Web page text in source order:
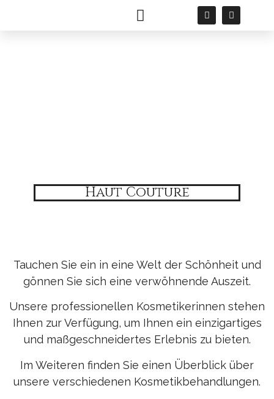
Haut Couture
Tauchen Sie ein in eine Welt der Schönheit und
gönnen Sie sich eine verwöhnende Auszeit.
Unsere professionellen Kosmetikerinnen stehen
Ihnen zur Verfügung, um Ihnen ein einzigartiges
und maßgeschneidertes Erlebnis zu bieten.
Im Weiteren finden Sie einen Überblick über
unsere verschiedenen Kosmetikbehandlungen.